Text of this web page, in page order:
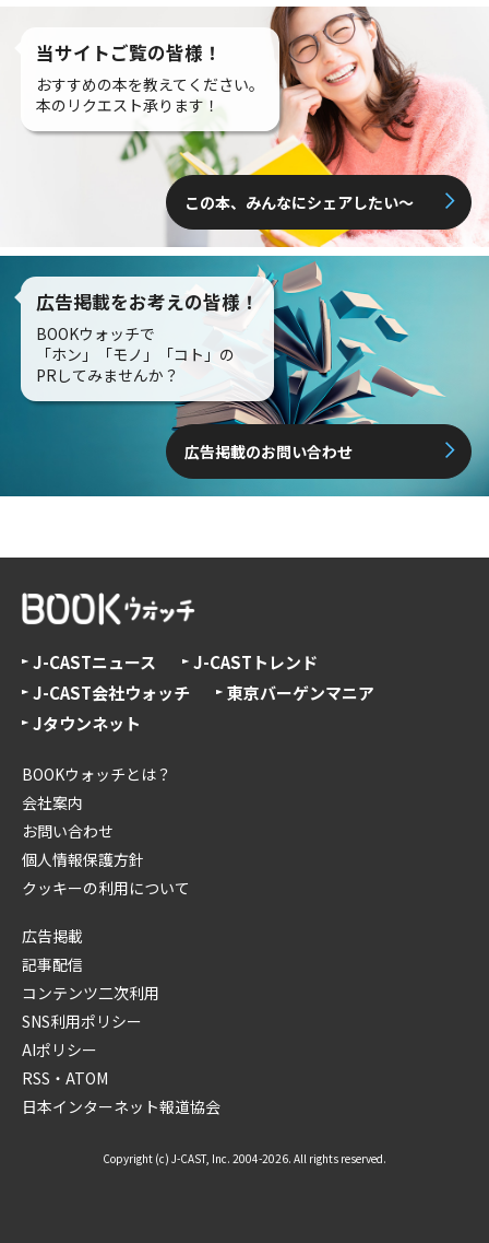
当サイトご覧の皆様！
おすすめの本を教えてください。
本のリクエスト承ります！
この本、みんなにシェアしたい〜
広告掲載をお考えの皆様！
BOOKウォッチで
「ホン」「モノ」「コト」の
PRしてみませんか？
広告掲載のお問い合わせ
J-CASTニュース
J-CASTトレンド
J-CAST会社ウォッチ
東京バーゲンマニア
Jタウンネット
BOOKウォッチとは？
会社案内
お問い合わせ
個人情報保護方針
クッキーの利用について
広告掲載
記事配信
コンテンツ二次利用
SNS利用ポリシー
AIポリシー
RSS・ATOM
日本インターネット報道協会
Copyright (c) J-CAST, Inc. 2004-2026. All rights reserved.